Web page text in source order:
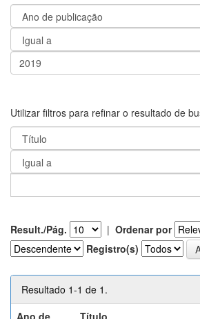
Utilizar filtros para refinar o resultado de
Result./Pág. | Ordenar por
Registro(s)
Resultado 1-1 de 1.
Ano de
Título